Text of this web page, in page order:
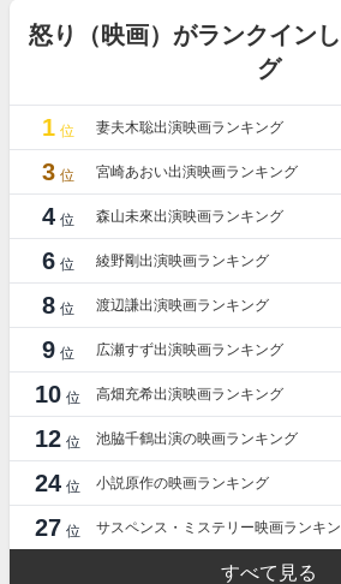
怒り（映画）がランクイン
グ
1 位 妻夫木聡出演映画ランキング
3 位 宮崎あおい出演映画ランキング
4 位 森山未來出演映画ランキング
6 位 綾野剛出演映画ランキング
8 位 渡辺謙出演映画ランキング
9 位 広瀬すず出演映画ランキング
10 位 高畑充希出演映画ランキング
12 位 池脇千鶴出演の映画ランキング
24 位 小説原作の映画ランキング
27 位 サスペンス・ミステリー映画ランキ
すべて見る